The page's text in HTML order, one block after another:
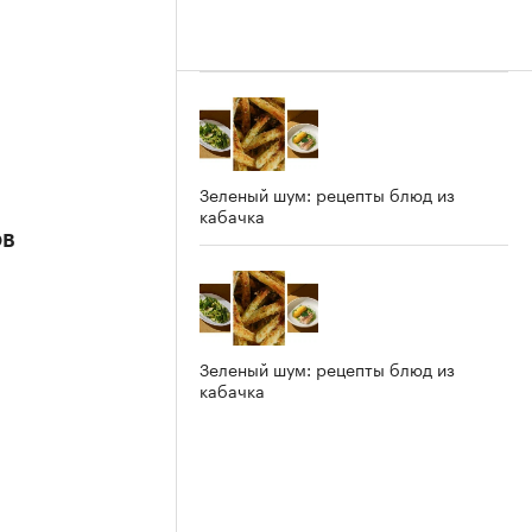
Зеленый шум: рецепты блюд из
кабачка
Зеленый шум: рецепты блюд из
кабачка